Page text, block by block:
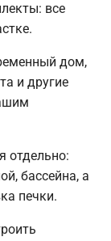
все
дом,
и другие
отдельно:
бассейна, а
печки.